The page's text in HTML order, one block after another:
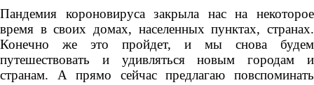
Пандемия короновируса закрыла нас на некоторое
время в своих домах, населенных пунктах, странах.
Конечно же это пройдет, и мы снова будем
путешествовать и удивляться новым городам и
странам. А прямо сейчас предлагаю повспоминать